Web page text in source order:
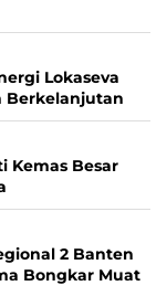
Lokaseva
Berkelanjutan
Kemas Besar
2 Banten
Bongkar Muat